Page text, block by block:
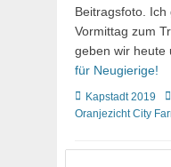
Beitragsfoto.
Vormittag zum
geben wir heute
für Neugierige!
Kategorien
Kapstadt 2019
Oranjezicht City